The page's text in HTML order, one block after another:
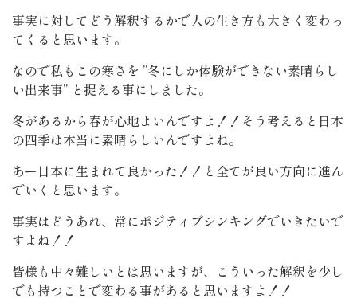
事実に対してどう解釈するかで人の生き方も大きく変わっ
てくると思います。
なので私もこの寒さを ”冬にしか体験ができない素晴らし
い出来事” と捉える事にしました。
冬があるから春が心地よいんですよ！！そう考えると日本
の四季は本当に素晴らしいんですよね。
あー日本に生まれて良かった！！と全てが良い方向に進ん
でいくと思います。
事実はどうあれ、常にポジティブシンキングでいきたいで
すよね！！
皆様も中々難しいとは思いますが、こういった解釈を少し
でも持つことで変わる事があると思いますよ！！